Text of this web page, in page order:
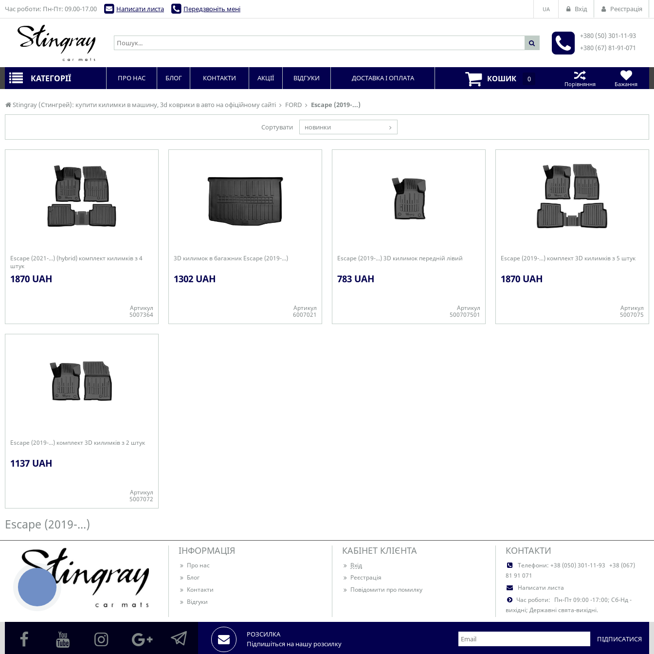
Stingray (Стингрей): купити килимки в машину, 3d коврики в авто на офіційному сайті FORD Escape (2019-...)
Сортувати новинки
Escape (2021-...) (hybrid) комплект килимків з 4
штук
1870 UAH
Артикул
5007364
3D килимок в багажник Escape (2019-...)
1302 UAH
Артикул
6007021
Escape (2019-...) 3D килимок передній лівий
783 UAH
Артикул
500707501
Escape (2019-...) комплект 3D килимків з 5 штук
1870 UAH
Артикул
5007075
Escape (2019-...) комплект 3D килимків з 2 штук
1137 UAH
Артикул
5007072
Escape (2019-...)
Час роботи: Пн-Пт: 09.00-17.00 Написати листа Передзвоніть мені UA Вхід Реєстрація
+380 (50) 301-11-93
+380 (67) 81-91-071
КАТЕГОРІЇ ПРО НАС БЛОГ КОНТАКТИ АКЦІЇ ВІДГУКИ ДОСТАВКА І ОПЛАТА КОШИК 0
Порівняння Бажання
ІНФОРМАЦІЯ
Про нас
Блог
Контакти
Відгуки
КАБІНЕТ КЛІЄНТА
Вхід
Реєстрація
Повідомити про помилку
КОНТАКТИ
Телефони: +38 (050) 301-11-93 +38 (067)
81 91 071
Написати листа
Час роботи: Пн-Пт 09:00 -17:00; Сб-Нд -
вихідні; Державні свята-вихідні.
РОЗСИЛКА
Підпишіться на нашу розсилку